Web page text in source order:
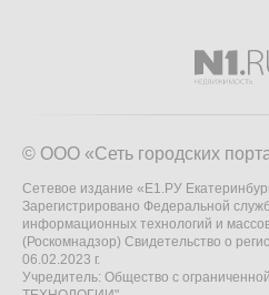
© ООО «Сеть городских
Сетевое издание «Е1.РУ
Зарегистрировано Федеральной
информационных технологий и
(Роскомнадзор) Свидетельство о
06.02.2023 г.
Учредитель: Общество с